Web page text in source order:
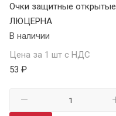
Очки защитные открытые
ЛЮЦЕРНА
В наличии
Цена за 1 шт с НДС
53 ₽